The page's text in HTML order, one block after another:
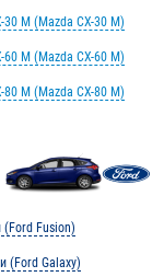
30 M (Mazda CX-30 M)
60 M (Mazda CX-60 M)
80 M (Mazda CX-80 M)
Fusion)
(Ford Galaxy)